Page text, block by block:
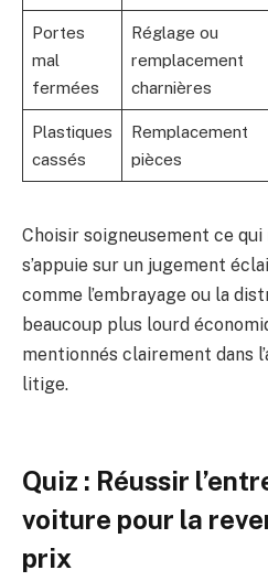
Portes
mal
fermées
Réglage ou
remplacement
charnières
Plastiques
cassés
Remplacement
pièces
Choisir soigneusement ce
s’appuie sur un jugement
comme l’embrayage ou la
beaucoup plus lourd
mentionnés clairement dans
litige.
Quiz : Réussir
voiture pour la
prix